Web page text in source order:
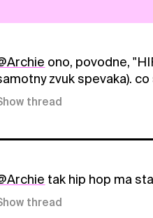
ono, povodne,
zvuk spevaka).
thread
tak hip hop ma
thread